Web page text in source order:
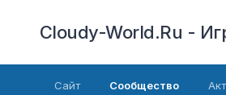
Cloudy-World.Ru -
Сайт Сообщество